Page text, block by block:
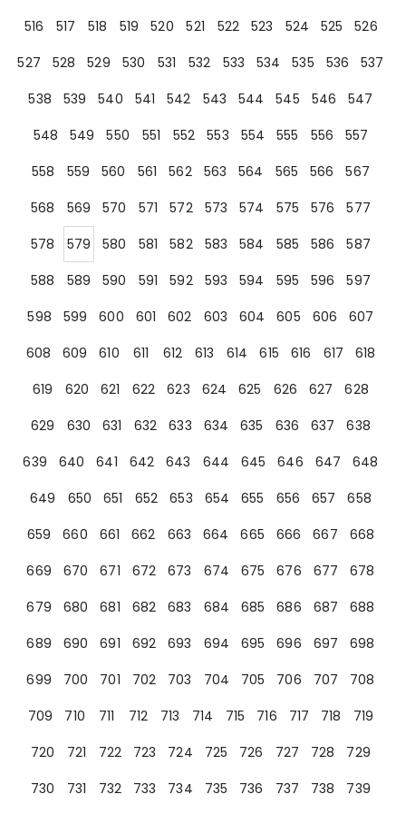
516
517 518 519 520 521 522 523 524 525
526
527
528 529 530 531 532 533 534 535 536
537
538
539 540 541 542 543 544 545 546
547
548
549 550 551 552 553 554 555 556
557
558
559 560 561 562 563 564 565 566
567
568
569 570 571 572 573 574 575 576
577
578
579 580 581 582 583 584 585 586
587
588
589 590 591 592 593 594 595 596
597
598
599 600 601 602 603 604 605 606
607
608
609 610 611 612 613 614 615 616 617
618
619
620 621 622 623 624 625 626 627
628
629
630 631 632 633 634 635 636 637
638
639
640 641 642 643 644 645 646 647
648
649
650 651 652 653 654 655 656 657
658
659
660 661 662 663 664 665 666 667
668
669
670 671 672 673 674 675 676 677
678
679
680 681 682 683 684 685 686 687
688
689
690 691 692 693 694 695 696 697
698
699
700 701 702 703 704 705 706 707
708
709
710 711 712 713 714 715 716 717 718
719
720
721 722 723 724 725 726 727 728
729
730
731 732 733 734 735 736 737 738
739